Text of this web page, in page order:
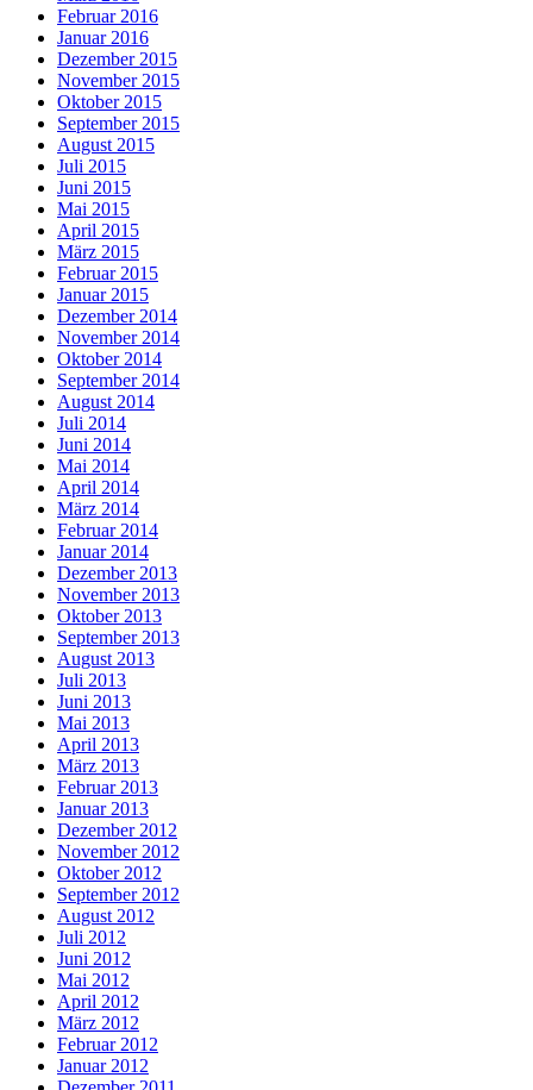
Februar 2016
Januar 2016
Dezember 2015
November 2015
Oktober 2015
September 2015
August 2015
Juli 2015
Juni 2015
Mai 2015
April 2015
März 2015
Februar 2015
Januar 2015
Dezember 2014
November 2014
Oktober 2014
September 2014
August 2014
Juli 2014
Juni 2014
Mai 2014
April 2014
März 2014
Februar 2014
Januar 2014
Dezember 2013
November 2013
Oktober 2013
September 2013
August 2013
Juli 2013
Juni 2013
Mai 2013
April 2013
März 2013
Februar 2013
Januar 2013
Dezember 2012
November 2012
Oktober 2012
September 2012
August 2012
Juli 2012
Juni 2012
Mai 2012
April 2012
März 2012
Februar 2012
Januar 2012